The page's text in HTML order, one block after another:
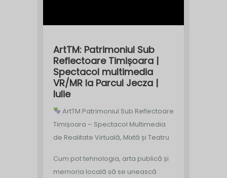
ArtTM: Patrimoniul Sub
Reflectoare Timișoara |
Spectacol multimedia
VR/MR la Parcul Jecza |
Iulie
ArtTM Patrimoniul Sub Reflectoare
Timișoara – Spectacol Multimedia
de Realitate Virtuală, Mixtă și Teatru
Cum pot tehnologia, arta publică și
memoria locală să se unească